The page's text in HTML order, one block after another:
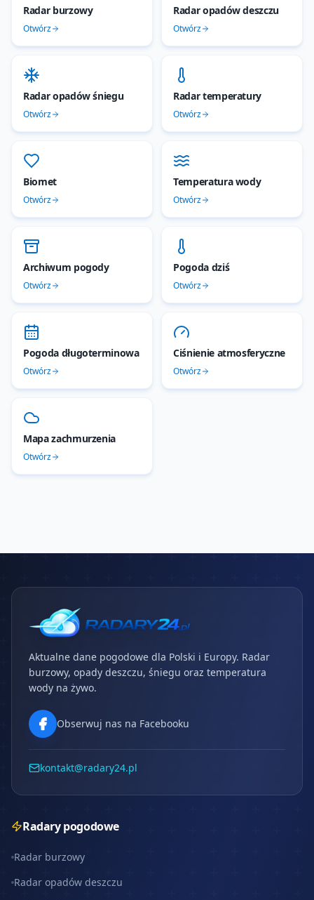
Radar burzowy
Otwórz
Radar opadów deszczu
Otwórz
Radar opadów śniegu
Otwórz
Radar temperatury
Otwórz
Biomet
Otwórz
Temperatura wody
Otwórz
Archiwum pogody
Otwórz
Pogoda dziś
Otwórz
Pogoda długoterminowa
Otwórz
Ciśnienie atmosferyczne
Otwórz
Mapa zachmurzenia
Otwórz
Aktualne dane pogodowe dla Polski i Europy. Radar
burzowy, opady deszczu, śniegu oraz temperatura
wody na żywo.
Obserwuj nas na Facebooku
kontakt@radary24.pl
Radary pogodowe
Radar burzowy
Radar opadów deszczu